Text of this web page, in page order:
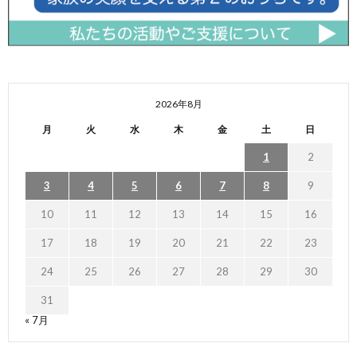
2026年8月
月 火 水 木 金 土 日
1 2
3 4 5 6 7 8 9
10 11 12 13 14 15 16
17 18 19 20 21 22 23
24 25 26 27 28 29 30
31
« 7月